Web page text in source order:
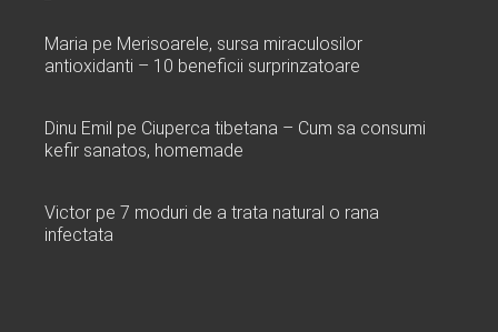
Maria pe Merisoarele, sursa miraculosilor
antioxidanti – 10 beneficii surprinzatoare
Dinu Emil pe Ciuperca tibetana – Cum sa consumi
kefir sanatos, homemade
Victor pe 7 moduri de a trata natural o rana
infectata